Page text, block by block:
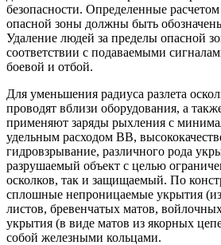
безопасности. Определенные
опасной зоны должны быть
Удаление людей за пределы опасной
соответствии с подаваемыми
боевой и отбой.
Для уменьшения радиуса разлета
проводят вблизи оборудования, а
применяют заряды рыхления с
удельным расходом ВВ,
гидровзрывание, различного рода
разрушаемый объект с целью
осколков, так и защищаемый. По
сплошные непроницаемые укрытия
листов, бревенчатых матов,
укрытия (в виде матов из якорных
собой железными кольцами.